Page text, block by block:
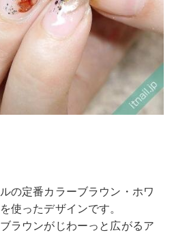
の定番カラーブラウン・ホワ
使ったデザインです。
ラウンがじわーっと広がるア